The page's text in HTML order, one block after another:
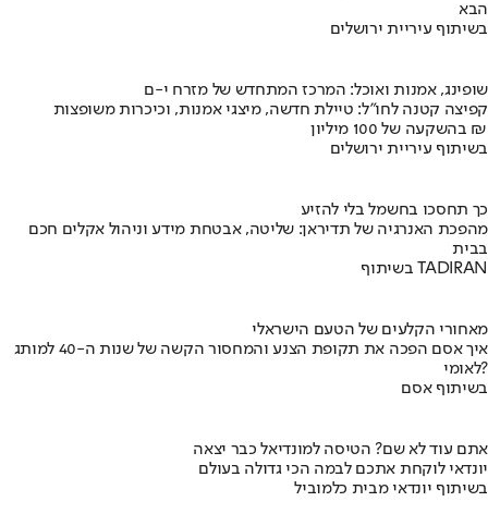
הבא
בשיתוף עיריית ירושלים
שופינג, אמנות ואוכל: המרכז המתחדש של מזרח י-ם
קפיצה קטנה לחו"ל: טיילת חדשה, מיצגי אמנות, וכיכרות משופצות
בהשקעה של 100 מיליון ₪
בשיתוף עיריית ירושלים
כך תחסכו בחשמל בלי להזיע
מהפכת האנרגיה של תדיראן: שליטה, אבטחת מידע וניהול אקלים חכם
בבית
בשיתוף TADIRAN
מאחורי הקלעים של הטעם הישראלי
איך אסם הפכה את תקופת הצנע והמחסור הקשה של שנות ה-40 למותג
לאומי?
בשיתוף אסם
אתם עוד לא שם? הטיסה למונדיאל כבר יצאה
יונדאי לוקחת אתכם לבמה הכי גדולה בעולם
בשיתוף יונדאי מבית כלמוביל